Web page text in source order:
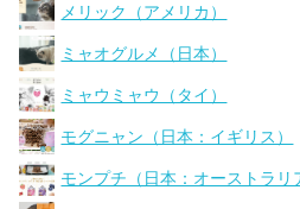
メリック（アメリカ）
ミャオグルメ（日本）
ミャウミャウ（タイ）
モグニャン（日本：イギリス）
モンプチ（日本：オーストラリ